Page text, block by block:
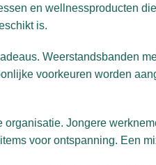
en wellnessproducten
is.
Weerstandsbanden
voorkeuren worden
Jongere
voor ontspanning. Een